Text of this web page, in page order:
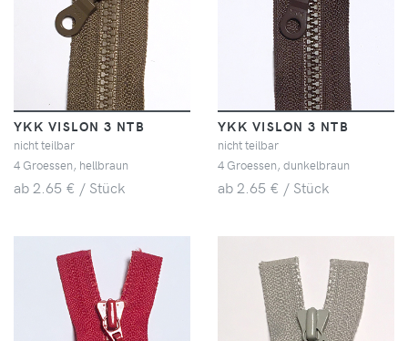
YKK VISLON 3 NTB
nicht teilbar
4 Groessen, hellbraun
ab 2.65 € / Stück
YKK VISLON 3 NTB
nicht teilbar
4 Groessen, dunkelbraun
ab 2.65 € / Stück